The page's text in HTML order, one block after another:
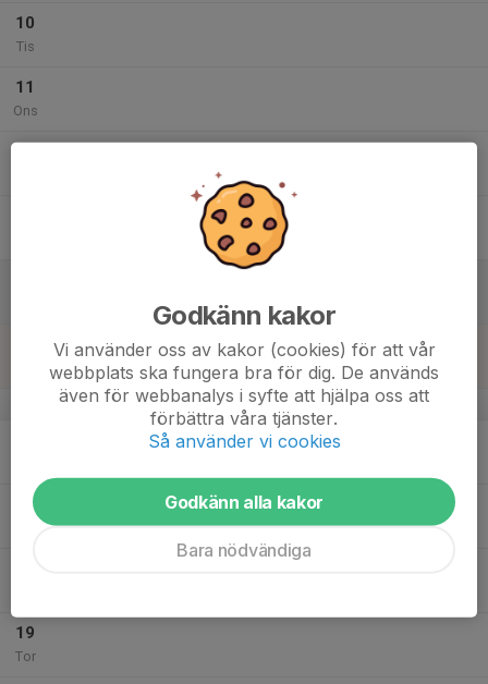
10
Tis
11
Ons
v.47
17
19
Tor
Godkänn kakor
Vi använder oss av kakor (cookies) för att vår
webbplats ska fungera bra för dig. De används
även för webbanalys i syfte att hjälpa oss att
förbättra våra tjänster.
Så använder vi cookies
Godkänn alla kakor
Bara nödvändiga